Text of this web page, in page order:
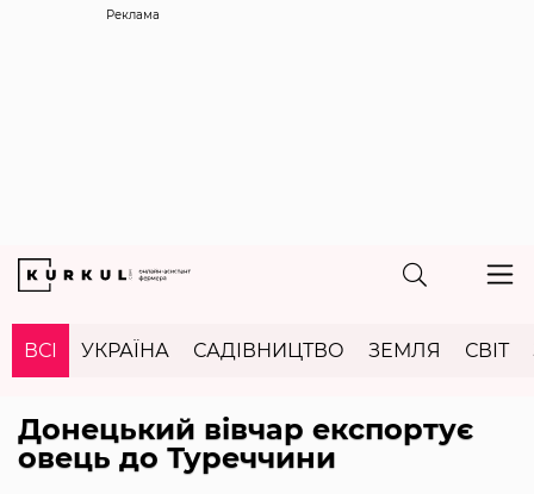
Реклама
ВСІ УКРАЇНА САДІВНИЦТВО ЗЕМЛЯ СВІТ
Донецький вівчар експортує
овець до Туреччини